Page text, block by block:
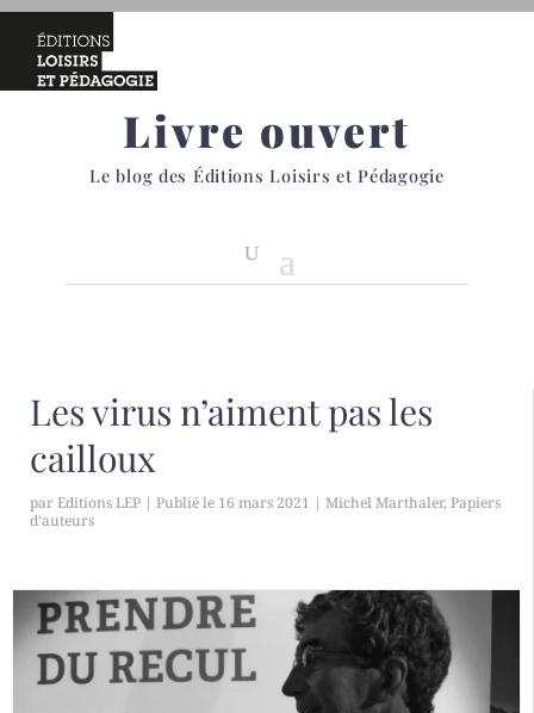
Livre ouvert
Le blog des Éditions Loisirs et Pédagogie
Les virus n’aiment pas les
cailloux
parEditions LEP | 16 mars 2021 | Michel Marthaler,Papiers
d'auteurs